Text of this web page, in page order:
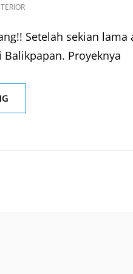
Setelah sekian
Proyeknya
INTERIOR
KANTOR
BONTANG